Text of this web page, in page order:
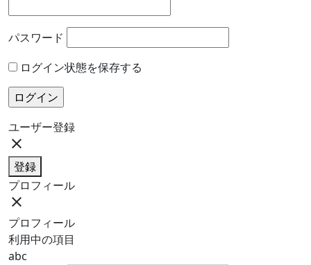
パスワード
ログイン状態を保存する
ユーザー登録
close
登録
プロフィール
close
プロフィール
利用中の項目
abc